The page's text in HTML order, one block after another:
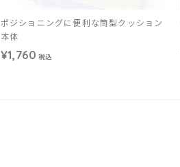
ポジショニングに便利な筒型クッション
本体
¥1,760 税込